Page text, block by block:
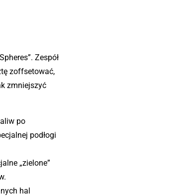
. Zespół
zoffsetować,
zmniejszyć
po
podłogi
„zielone”
hal